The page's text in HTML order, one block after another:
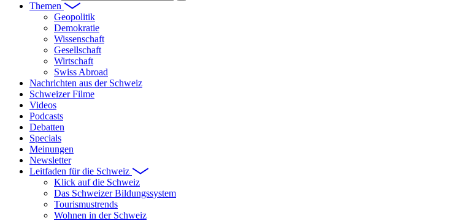
Themen
Geopolitik
Demokratie
Wissenschaft
Gesellschaft
Wirtschaft
Swiss Abroad
Nachrichten aus der Schweiz
Schweizer Filme
Videos
Podcasts
Debatten
Specials
Meinungen
Newsletter
Leitfaden für die Schweiz
Klick auf die Schweiz
Das Schweizer Bildungssystem
Tourismustrends
Wohnen in der Schweiz